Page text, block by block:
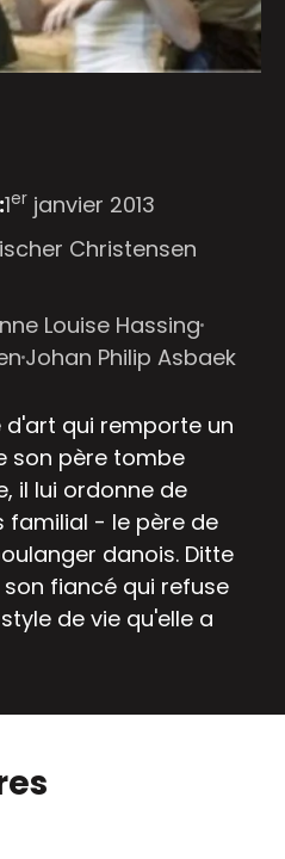
1er janvier 2013
Christensen
Louise Hassing
Johan Philip Asbaek
d'art qui remporte un
son père tombe
il lui ordonne de
familial - le père de
danois. Ditte
fiancé qui refuse
de vie qu'elle a